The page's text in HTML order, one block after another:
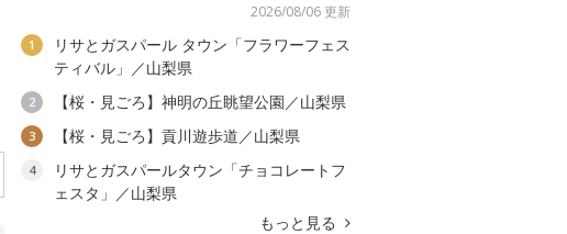
2026/08/06 更新
1
リサとガスパール タウン「フラワーフェス
ティバル」／山梨県
2 【桜・見ごろ】神明の丘眺望公園／山梨県
3 【桜・見ごろ】貢川遊歩道／山梨県
4
リサとガスパールタウン「チョコレートフ
ェスタ」／山梨県
もっと見る